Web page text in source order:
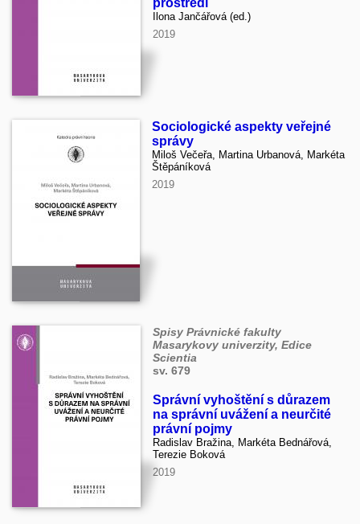
prostředí
Ilona Jančářová (ed.)
2019
Sociologické aspekty veřejné
správy
Miloš Večeřa, Martina Urbanová, Markéta
Štěpáníková
2019
Spisy Právnické fakulty
Masarykovy univerzity, Edice
Scientia
sv. 679
Správní vyhoštění s důrazem
na správní uvážení a neurčité
právní pojmy
Radislav Bražina, Markéta Bednářová,
Terezie Boková
2019